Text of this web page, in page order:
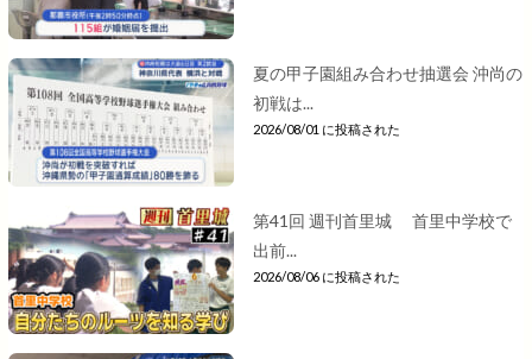
夏の甲子園組み合わせ抽選会 沖尚の
初戦は...
2026/08/01 に投稿された
第41回 週刊首里城 首里中学校で
出前...
2026/08/06 に投稿された